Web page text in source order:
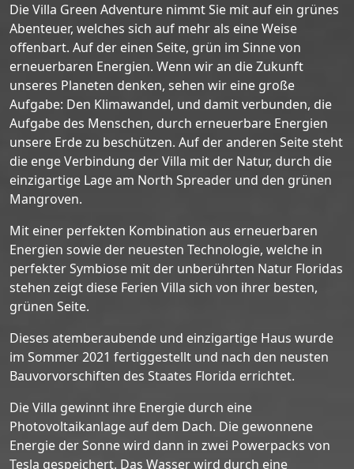
Die Villa Green Adventure nimmt Sie mit auf ein grünes
Abenteuer, welches sich auf mehr als eine Weise
offenbart. Auf der einen Seite, grün im Sinne von
erneuerbaren Energien. Wenn wir an die Zukunft
unseres Planeten denken, sehen wir eine große
Aufgabe: Den Klimawandel, und damit verbunden, die
Aufgabe des Menschen, durch erneuerbare Energien
unsere Erde zu beschützen. Auf der anderen Seite steht
die enge Verbindung der Villa mit der Natur, durch die
einzigartige Lage am North Spreader und den grünen
Mangroven.
Mit einer perfekten Kombination aus erneuerbaren
Energien sowie der neuesten Technologie, welche in
perfekter Symbiose mit der unberührten Natur Floridas
stehen zeigt diese Ferien Villa sich von ihrer besten,
grünen Seite.
Dieses atemberaubende und einzigartige Haus wurde
im Sommer 2021 fertiggestellt und nach den neusten
Bauvorvorschiften des Staates Florida errichtet.
Die Villa gewinnt ihre Energie durch eine
Photovoltaikanlage auf dem Dach. Die gewonnene
Energie der Sonne wird dann in zwei Powerpacks von
Tesla gespeichert. Das Wasser wird durch eine